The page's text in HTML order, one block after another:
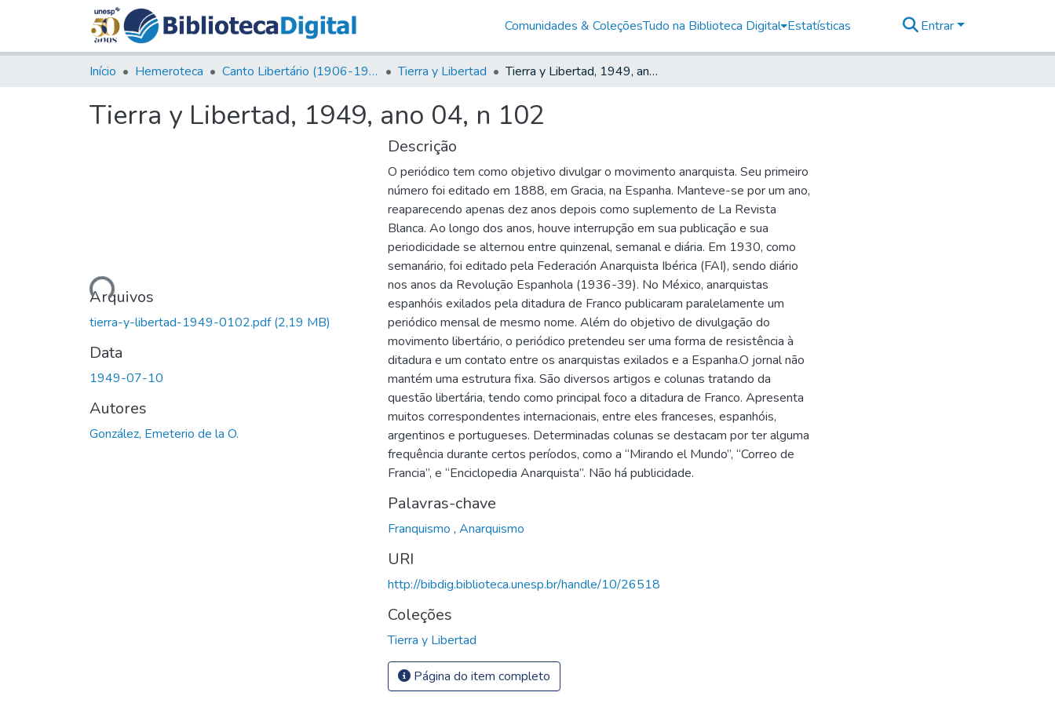
Comunidades & ColeçõesTudo na Biblioteca Digital Estatísticas Entrar
Início Hemeroteca Canto Libertário (1906-1995) Tierra y Libertad Tierra y Libertad, 1949, ano 04, n 102
Tierra y Libertad, 1949, ano 04, n 102
Carregando...Arquivos
tierra-y-libertad-1949-0102.pdf(2,19 MB)
Data
1949-07-10
Autores
González, Emeterio de la O.
Descrição
O periódico tem como objetivo divulgar o movimento anarquista. Seu primeiro
número foi editado em 1888, em Gracia, na Espanha. Manteve-se por um ano,
reaparecendo apenas dez anos depois como suplemento de La Revista
Blanca. Ao longo dos anos, houve interrupção em sua publicação e sua
periodicidade se alternou entre quinzenal, semanal e diária. Em 1930, como
semanário, foi editado pela Federación Anarquista Ibérica (FAI), sendo diário
nos anos da Revolução Espanhola (1936-39). No México, anarquistas
espanhóis exilados pela ditadura de Franco publicaram paralelamente um
periódico mensal de mesmo nome. Além do objetivo de divulgação do
movimento libertário, o periódico pretendeu ser uma forma de resistência à
ditadura e um contato entre os anarquistas exilados e a Espanha.O jornal não
mantém uma estrutura fixa. São diversos artigos e colunas tratando da
questão libertária, tendo como principal foco a ditadura de Franco. Apresenta
muitos correspondentes internacionais, entre eles franceses, espanhóis,
argentinos e portugueses. Determinadas colunas se destacam por ter alguma
frequência durante certos períodos, como a “Mirando el Mundo”, “Correo de
Francia”, e “Enciclopedia Anarquista”. Não há publicidade.
Palavras-chave
Franquismo , Anarquismo
URI
http://bibdig.biblioteca.unesp.br/handle/10/26518
Coleções
Tierra y Libertad
Página do item completo